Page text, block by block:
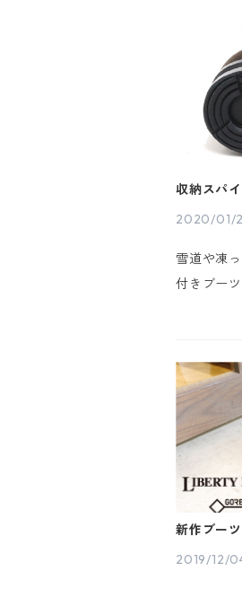
収納スパ
2020/01/
雪道や凍
付きブー
ともでき
5cm，
ワ...
新作ブー
2019/12/